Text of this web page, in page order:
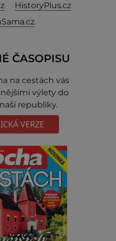
HistoryPlus.cz
ČASOPISU
na cestách vás
výlety do
republiky.
VERZE